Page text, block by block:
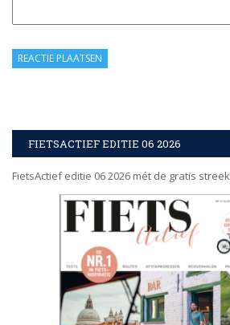
FIETSACTIEF EDITIE 06 2026
FietsActief editie 06 2026 mét de gratis